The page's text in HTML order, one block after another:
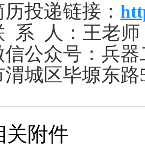
历投递链接：
系
人：王老师
信公众号：兵器
渭城区毕塬东路
关附件